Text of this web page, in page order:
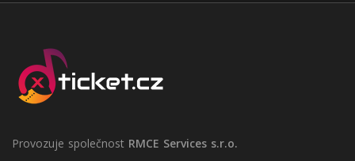
Provozuje společnost RMCE Services s.r.o.